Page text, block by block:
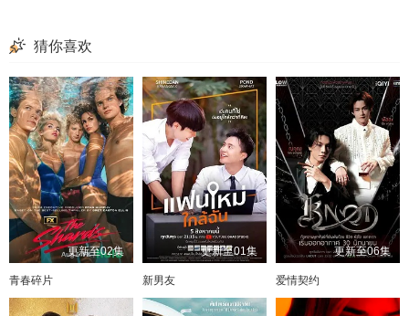
猜你喜欢
更新至02集
青春碎片
更新至01集
新男友
更新至06集
爱情契约